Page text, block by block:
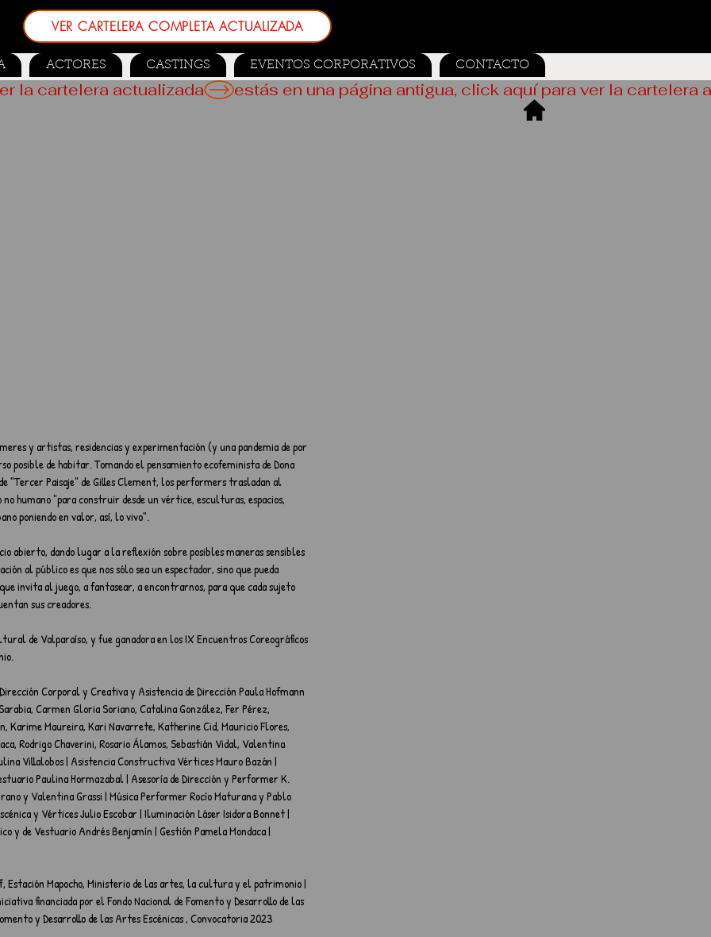
VER CARTELERA COMPLETA ACTUALIZADA
ACTORES CASTINGS EVENTOS CORPORATIVOS CONTACTO
y artistas, residencias y experimentación (y una pandemia de por
de habitar. Tomando el pensamiento ecofeminista de Dona
"Tercer Paisaje" de Gilles Clement, los performers trasladan al
humano "para construir desde un vértice, esculturas, espacios,
poniendo en valor, así, lo vivo".
abierto, dando lugar a la reflexión sobre posibles maneras sensibles
al público es que nos sólo sea un espectador, sino que pueda
invita al juego, a fantasear, a encontrarnos, para que cada sujeto
sus creadores.
de Valparaíso, y fue ganadora en los IX Encuentros Coreográficos
Corporal y Creativa y Asistencia de Dirección Paula Hofmann
Carmen Gloria Soriano, Catalina González, Fer Pérez,
Karime Maureira, Kari Navarrete, Katherine Cid, Mauricio Flores,
Rodrigo Chaverini, Rosario Álamos, Sebastián Vidal, Valentina
Villalobos | Asistencia Constructiva Vértices Mauro Bazán |
Paulina Hormazabal | Asesoría de Dirección y Performer K.
y Valentina Grassi | Música Performer Rocío Maturana y Pablo
y Vértices Julio Escobar | Iluminación Láser Isidora Bonnet |
y de Vestuario Andrés Benjamín | Gestión Pamela Mondaca |
Estación Mapocho, Ministerio de las artes, la cultura y el patrimonio |
financiada por el Fondo Nacional de Fomento y Desarrollo de las
y Desarrollo de las Artes Escénicas , Convocatoria 2023
la cartelera actualizada